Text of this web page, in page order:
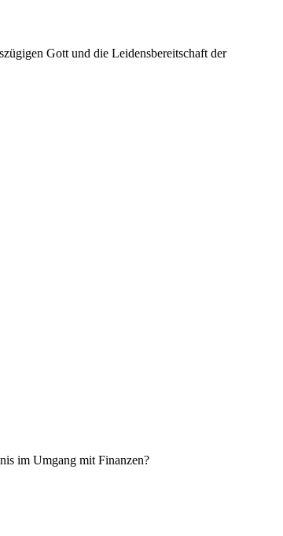
Gott und die Leidensbereitschaft der
im Umgang mit Finanzen?